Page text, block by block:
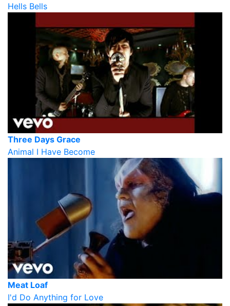
Hells Bells
Three Days Grace
Animal I Have Become
Meat Loaf
I'd Do Anything for Love